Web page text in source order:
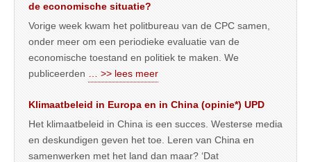
de economische situatie?
Vorige week kwam het politbureau van de CPC samen,
onder meer om een periodieke evaluatie van de
economische toestand en politiek te maken. We
publiceerden
… >> lees meer
Klimaatbeleid in Europa en in China (opinie*) UPD
Het klimaatbeleid in China is een succes. Westerse media
en deskundigen geven het toe. Leren van China en
samenwerken met het land dan maar? ‘Dat